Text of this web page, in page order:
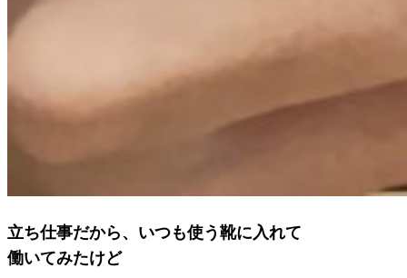
立ち仕事だから、いつも使う靴に入れて
働いてみたけど